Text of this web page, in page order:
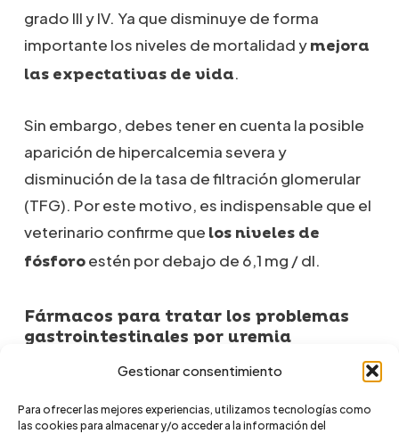
Gestionar consentimiento
Para ofrecer las mejores experiencias, utilizamos tecnologías como
las cookies para almacenar y/o acceder a la información del
grado III y IV. Ya que disminuye de forma
importante los niveles de mortalidad ymejora
las expectativas de vida.
Sin embargo, debes tener en cuenta la posible
aparición de hipercalcemia severa y
disminución de la tasa de filtración glomerular
(TFG). Por este motivo, es indispensable que el
veterinario confirme que los niveles de
fósforoestén por debajo de 6,1 mg / dl.
Fármacos para tratar los problemas
gastrointestinales por uremia
La uremia, es un padecimiento en perros que se
desechos incluidos en la sangre. Esta